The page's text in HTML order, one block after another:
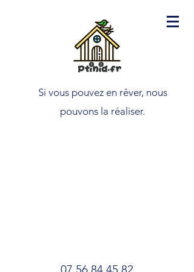
Si vous pouvez en rêver, nous
pouvons la réaliser.